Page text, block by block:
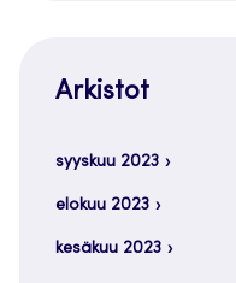
Arkistot
syyskuu 2023
elokuu 2023
kesäkuu 2023